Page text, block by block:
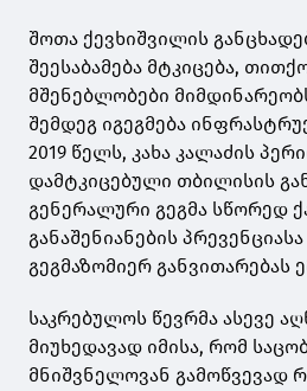
შოთა ქევხიშვილის
შეესაბამება მტკიცება,
მშენებლობები
შემდეგ იგეგმება
2019 წელს, კახა კალაძის
დამტკიცებული თბილისის
გენერალური გეგმა სწორედ
განაშენიანების
გეგმაზომიერ განვითარებას
საკრებულოს წევრმა ასევე
მიუხედავად იმისა, რომ
მნიშვნელოვან გამოწვევად